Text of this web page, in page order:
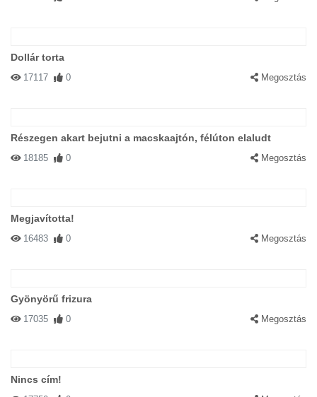
Dollár torta
17117 0 Megosztás
Részegen akart bejutni a macskaajtón, félúton elaludt
18185 0 Megosztás
Megjavította!
16483 0 Megosztás
Gyönyörű frizura
17035 0 Megosztás
Nincs cím!